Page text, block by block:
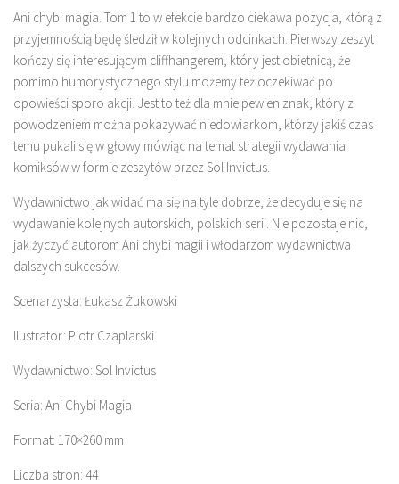
Ani chybi magia. Tom 1 to w efekcie bardzo ciekawa pozycja, którą z
przyjemnością będę śledził w kolejnych odcinkach. Pierwszy zeszyt
kończy się interesującym cliffhangerem, który jest obietnicą, że
pomimo humorystycznego stylu możemy też oczekiwać po
opowieści sporo akcji. Jest to też dla mnie pewien znak, który z
powodzeniem można pokazywać niedowiarkom, którzy jakiś czas
temu pukali się w głowy mówiąc na temat strategii wydawania
komiksów w formie zeszytów przez Sol Invictus.
Wydawnictwo jak widać ma się na tyle dobrze, że decyduje się na
wydawanie kolejnych autorskich, polskich serii. Nie pozostaje nic,
jak życzyć autorom Ani chybi magii i włodarzom wydawnictwa
dalszych sukcesów.
Scenarzysta: Łukasz Żukowski
Ilustrator: Piotr Czaplarski
Wydawnictwo: Sol Invictus
Seria: Ani Chybi Magia
Format: 170×260 mm
Liczba stron: 44